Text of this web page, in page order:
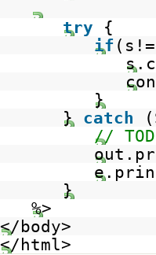
try {
if (s!=
}
} catch
//
}
%>
</body>
</html>